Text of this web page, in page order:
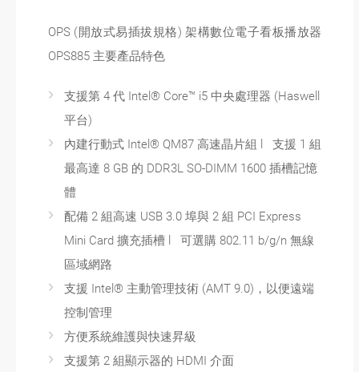
OPS (開放式易插拔規格) 架構數位電子看板播放器
OPS885 主要產品特色
支援第 4 代 Intel® Core™ i5 中央處理器 (Haswell
平台)
內建行動式 Intel® QM87 高速晶片組 l 支援 1 組
最高達 8 GB 的 DDR3L SO-DIMM 1600 插槽記憶
體
配備 2 組高速 USB 3.0 埠與 2 組 PCI Express
Mini Card 擴充插槽 l 可選購 802.11 b/g/n 無線
區域網路
支援 Intel® 主動管理技術 (AMT 9.0)，以便遠端
控制管理
方便系統維護與快速昇級
支援第 2 組顯示器的 HDMI 介面